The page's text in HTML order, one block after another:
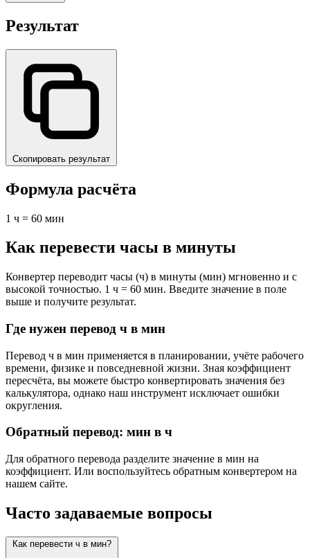
Результат
Скопировать результат
Формула расчёта
1 ч = 60 мин
Как перевести часы в минуты
Конвертер переводит часы (ч) в минуты (мин) мгновенно и с
высокой точностью. 1 ч = 60 мин. Введите значение в поле
выше и получите результат.
Где нужен перевод ч в мин
Перевод ч в мин применяется в планировании, учёте рабочего
времени, физике и повседневной жизни. Зная коэффициент
пересчёта, вы можете быстро конвертировать значения без
калькулятора, однако наш инструмент исключает ошибки
округления.
Обратный перевод: мин в ч
Для обратного перевода разделите значение в мин на
коэффициент. Или воспользуйтесь обратным конвертером на
нашем сайте.
Часто задаваемые вопросы
Как перевести ч в мин?